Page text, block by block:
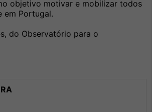
objetivo motivar e mobilizar todos
em Portugal.
do Observatório para o